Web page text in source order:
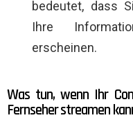
bedeutet, dass
Ihre
erscheinen.
Was tun, wenn Ihr
Fernseher streamen